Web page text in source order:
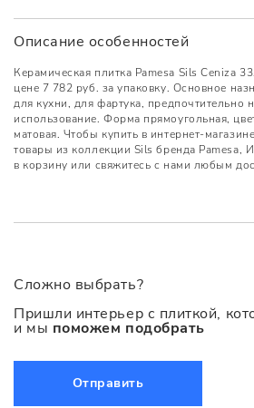
Описание особенностей
Керамическая плитка Pamesa Sils Ceniza
цене 7 782 руб. за упаковку. Основное
для кухни, для фартука, предпочтительно
использование. Форма прямоугольная,
матовая. Чтобы купить в интернет-
товары из коллекции Sils бренда Pamesa,
в корзину или свяжитесь с нами любым
Сложно выбрать?
Пришли интерьер с плиткой,
и мы поможем подобрать
Отправить